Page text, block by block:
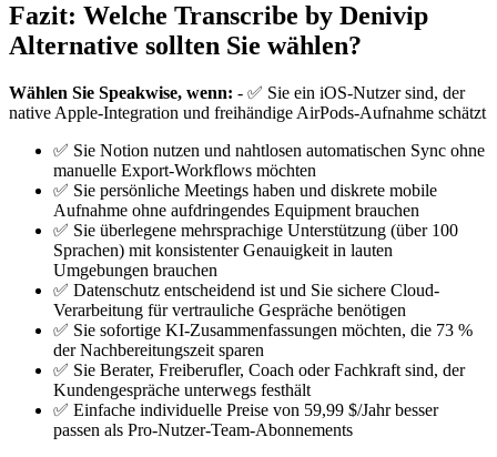
Fazit: Welche Transcribe by Denivip
Alternative sollten Sie wählen?
Wählen Sie Speakwise, wenn: - ✅ Sie ein iOS-Nutzer sind, der
native Apple-Integration und freihändige AirPods-Aufnahme schätzt
✅ Sie Notion nutzen und nahtlosen automatischen Sync ohne
manuelle Export-Workflows möchten
✅ Sie persönliche Meetings haben und diskrete mobile
Aufnahme ohne aufdringendes Equipment brauchen
✅ Sie überlegene mehrsprachige Unterstützung (über 100
Sprachen) mit konsistenter Genauigkeit in lauten
Umgebungen brauchen
✅ Datenschutz entscheidend ist und Sie sichere Cloud-
Verarbeitung für vertrauliche Gespräche benötigen
✅ Sie sofortige KI-Zusammenfassungen möchten, die 73 %
der Nachbereitungszeit sparen
✅ Sie Berater, Freiberufler, Coach oder Fachkraft sind, der
Kundengespräche unterwegs festhält
✅ Einfache individuelle Preise von 59,99 $/Jahr besser
passen als Pro-Nutzer-Team-Abonnements